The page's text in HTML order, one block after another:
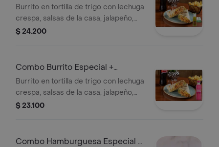
350 ml
Burrito en tortilla de trigo con lechuga
crespa, salsas de la casa, jalapeño,
frijol refrito, pico de gallo, queso y
$ 24.200
Combo Burrito Especial +
Manzana 250ml
Burrito en tortilla de trigo con lechuga
crespa, salsas de la casa, jalapeño,
frijol refrito, pico de gallo, queso y
$ 23.100
Combo Hamburguesa Especial +